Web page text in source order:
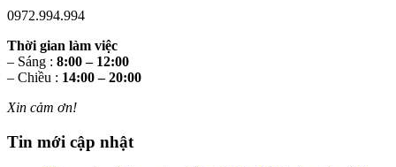
0972.994.994
Thời gian làm việc
– Sáng : 8:00 – 12:00
– Chiều : 14:00 – 20:00
Xin cảm ơn!
Tin mới cập nhật